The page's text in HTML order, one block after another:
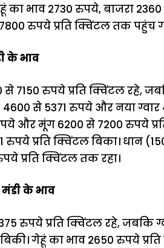
का भाव 2730 रुपये, बाजरा
रुपये प्रति क्विंटल तक पहुंच
के भाव
7150 रुपये प्रति क्विंटल रहे,
4600 से 5371 रुपये और नया
और मूंग 6200 से 7200 रुपये
प्रति क्विंटल बिका। धान
प्रति क्विंटल तक रहा।
के भाव
रुपये प्रति क्विंटल रहे, जबकि
गेहूं का भाव 2650 रुपये